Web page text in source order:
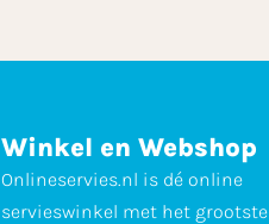
Winkel en Webshop
Onlineservies.nl is dé online
servieswinkel met het grootste